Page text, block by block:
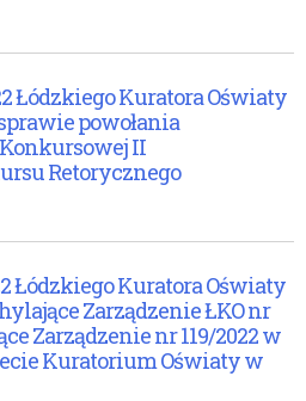
Łódzkiego Kuratora Oświaty
powołania
II
Retorycznego
Łódzkiego Kuratora Oświaty
Zarządzenie ŁKO nr
Zarządzenie nr 119/2022 w
Kuratorium Oświaty w